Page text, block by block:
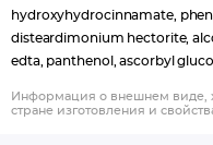
hydroxyhydrocinnamate,
disteardimonium hectorite,
edta, panthenol, ascorbyl
Информация о внешнем виде,
стране изготовления и